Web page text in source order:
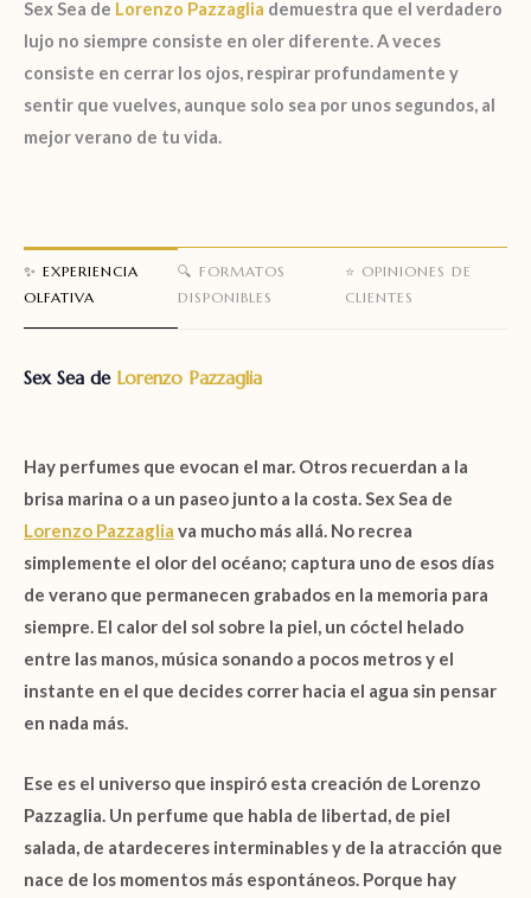
Sex Sea de Lorenzo Pazzaglia demuestra que el verdadero
lujo no siempre consiste en oler diferente. A veces
consiste en cerrar los ojos, respirar profundamente y
sentir que vuelves, aunque solo sea por unos segundos, al
mejor verano de tu vida.
✨ EXPERIENCIA
OLFATIVA
🔍 FORMATOS
DISPONIBLES
⭐ OPINIONES DE
CLIENTES
Sex Sea de Lorenzo Pazzaglia
Hay perfumes que evocan el mar. Otros recuerdan a la
brisa marina o a un paseo junto a la costa.Sex Sea de
Lorenzo Pazzaglia va mucho más allá. No recrea
simplemente el olor del océano; captura uno de esos días
de verano que permanecen grabados en la memoria para
siempre. El calor del sol sobre la piel, un cóctel helado
entre las manos, música sonando a pocos metros y el
instante en el que decides correr hacia el agua sin pensar
en nada más.
Ese es el universo que inspiró esta creación de Lorenzo
Pazzaglia. Un perfume que habla de libertad, de piel
salada, de atardeceres interminables y de la atracción que
nace de los momentos más espontáneos. Porque hay